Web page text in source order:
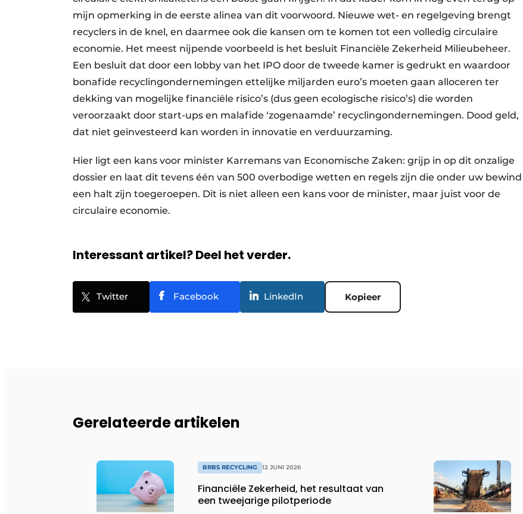
mijn opmerking in de eerste alinea van dit voorwoord. Nieuwe wet- en regelgeving brengt
recyclers in de knel, en daarmee ook die kansen om te komen tot een volledig circulaire
economie. Het meest nijpende voorbeeld is het besluit Financiële Zekerheid Milieubeheer.
Een besluit dat door een lobby van het IPO door de tweede kamer is gedrukt en waardoor
bonafide recyclingondernemingen ettelijke miljarden euro’s moeten gaan alloceren ter
dekking van mogelijke financiële risico’s (dus geen ecologische risico’s) die worden
veroorzaakt door start-ups en malafide ‘zogenaamde’ recyclingondernemingen. Dood geld,
dat niet geïnvesteerd kan worden in innovatie en verduurzaming.
Hier ligt een kans voor minister Karremans van Economische Zaken: grijp in op dit onzalige
dossier en laat dit tevens één van 500 overbodige wetten en regels zijn die onder uw bewind
een halt zijn toegeroepen. Dit is niet alleen een kans voor de minister, maar juist voor de
circulaire economie.
Interessant artikel? Deel het verder.
Twitter Facebook LinkedIn Kopieer
Gerelateerde artikelen
BRBS RECYCLING 12 JUNI 2026
Financiële Zekerheid, het resultaat van
een tweejarige pilotperiode